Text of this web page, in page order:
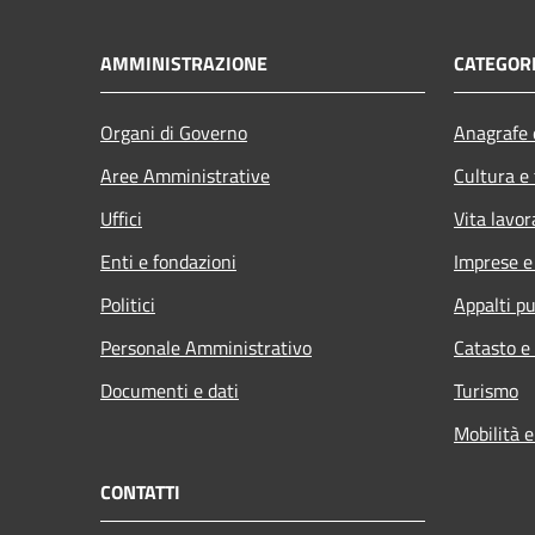
AMMINISTRAZIONE
Organi di Governo
Aree Amministrative
Uffici
Enti e fondazioni
Politici
Personale Amministrativo
Documenti e dati
Cultura
Vita
Imprese
Appalti
Catasto
Turismo
Mobilità
CONTATTI